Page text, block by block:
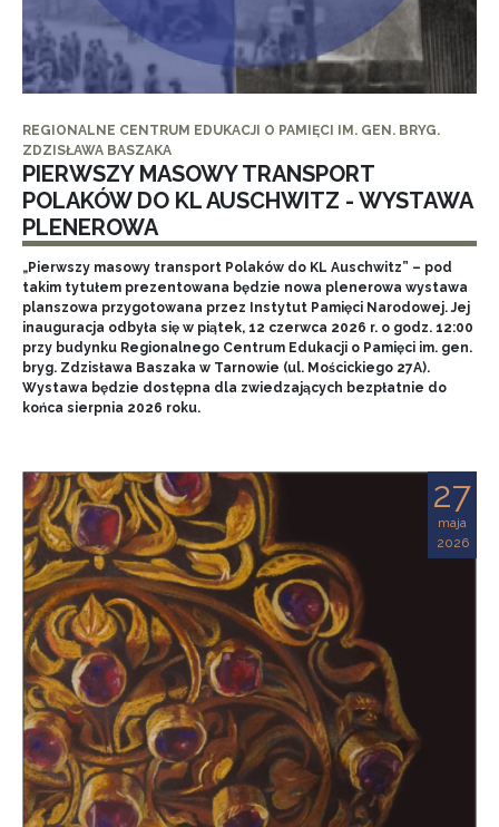
REGIONALNE CENTRUM EDUKACJI O PAMIĘCI IM. GEN. BRYG.
ZDZISŁAWA BASZAKA
PIERWSZY MASOWY TRANSPORT
POLAKÓW DO KL AUSCHWITZ - WYSTAWA
PLENEROWA
„Pierwszy masowy transport Polaków do KL Auschwitz” – pod
takim tytułem prezentowana będzie nowa plenerowa wystawa
planszowa przygotowana przez Instytut Pamięci Narodowej. Jej
inauguracja odbyła się w piątek, 12 czerwca 2026 r. o godz. 12:00
przy budynku Regionalnego Centrum Edukacji o Pamięci im. gen.
bryg. Zdzisława Baszaka w Tarnowie (ul. Mościckiego 27A).
Wystawa będzie dostępna dla zwiedzających bezpłatnie do
końca sierpnia 2026 roku.
27
maja
2026